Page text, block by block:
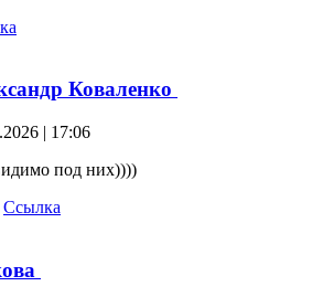
Коваленко
| 17:06
под них))))
Ссылка